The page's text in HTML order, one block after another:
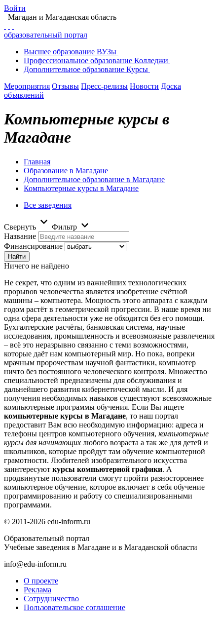
Войти
Магадан и Магаданская область
образовательный портал
Высшее образование ВУЗы
Профессиональное образование Колледжи
Дополнительное образование Курсы
Мероприятия Отзывы Пресс-релизы Новости Доска
объявлений
Компьютерные курсы в
Магадане
Главная
Образование в Магадане
Дополнительное образование в Магадане
Компьютерные курсы в Магадане
Все заведения
Свернуть
Фильтр
Название
Финансирование
Ничего не найдено
Не секрет, что одним из важнейших технологических
прорывов человечества является изобретение счётной
машины – компьютера. Мощность этого аппарата с каждым
годом растёт в геометрической прогрессии. В наше время ни
одна сфера деятельности уже не обходится без его помощи.
Бухгалтерские расчёты, банковская система, научные
исследования, промышленность и всевозможные развлечения
– всё это неразрывно связанно с теми возможностями,
которые даёт нам компьютерный мир. Но пока, вопреки
мрачным пророчествам научной фантастики, компьютер
ничто без постоянного человеческого контроля. Множество
специальностей предназначены для обслуживания и
дальнейшего развития кибернетической мысли. И для
получения необходимых навыков существуют всевозможные
компьютерные программы обучения. Если Вы ищете
компьютерные курсы в Магадане, то наш портал
предоставит Вам всю необходимую информацию: адреса и
телефоны центров компьютерного обучения, компьютерные
курсы для начинающих любого возраста а так же для детей и
школьников, которые пройдут там обучение компьютерной
грамотности. Любителей изобразительного искусства
заинтересуют курсы компьютерной графики. А
продвинутые пользователи смогут пройти разностороннее
компьютерное обучение, которое включает в себя обучение
программированию и работу со специализированными
программами.
© 2011-2026 edu-inform.ru
Образовательный портал
Учебные заведения в Магадане и в Магаданской области
info@edu-inform.ru
О проекте
Реклама
Сотрудничество
Пользовательское соглашение